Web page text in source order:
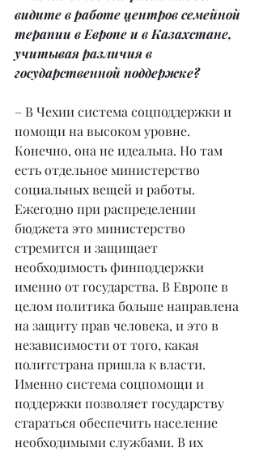
видите в работе центров семейной
терапии в Европе и в Казахстане,
учитывая различия в
государственной поддержке?
– В Чехии система соцподдержки и
помощи на высоком уровне.
Конечно, она не идеальна. Но там
есть отдельное министерство
социальных вещей и работы.
Ежегодно при распределении
бюджета это министерство
стремится и защищает
необходимость финподдержки
именно от государства. В Европе в
целом политика больше направлена
на защиту прав человека, и это в
независимости от того, какая
политстрана пришла к власти.
Именно система соцпомощи и
поддержки позволяет государству
стараться обеспечить население
необходимыми службами. В их